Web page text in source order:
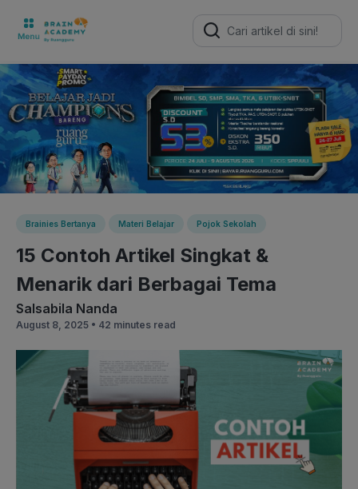
Search
for:
Brainies Bertanya Materi Belajar Pojok Sekolah
15 Contoh Artikel Singkat &
Menarik dari Berbagai Tema
Salsabila Nanda
August 8, 2025 • 42 minutes read